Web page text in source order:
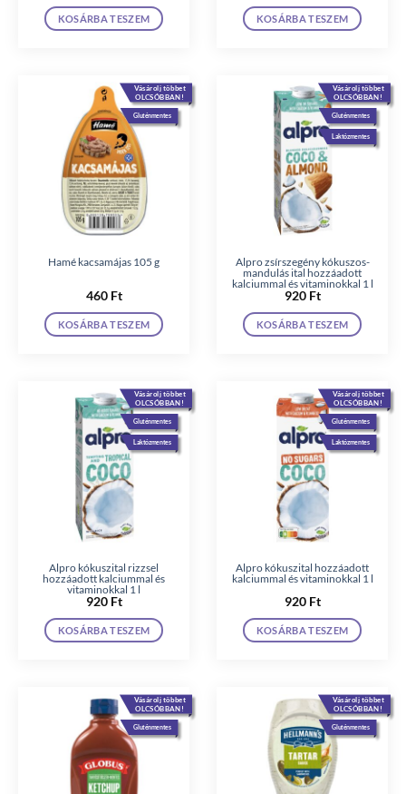
KOSÁRBA TESZEM KOSÁRBA TESZEM
Vásárolj többet
OLCSÓBBAN!
Gluténmentes
Hamé kacsamájas 105 g
460 Ft
KOSÁRBA TESZEM
Vásárolj többet
OLCSÓBBAN!
Gluténmentes
Laktózmentes
Alpro zsírszegény kókuszos-
mandulás ital hozzáadott
kalciummal és vitaminokkal 1 l
920 Ft
KOSÁRBA TESZEM
Vásárolj többet
OLCSÓBBAN!
Gluténmentes
Laktózmentes
Alpro kókuszital rizzsel
hozzáadott kalciummal és
vitaminokkal 1 l
920 Ft
KOSÁRBA TESZEM
Vásárolj többet
OLCSÓBBAN!
Gluténmentes
Laktózmentes
Alpro kókuszital hozzáadott
kalciummal és vitaminokkal 1 l
920 Ft
KOSÁRBA TESZEM
Vásárolj többet
OLCSÓBBAN!
Gluténmentes
Vásárolj többet
OLCSÓBBAN!
Gluténmentes